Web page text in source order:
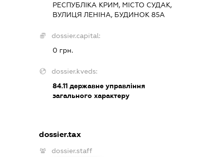
РЕСПУБЛІКА КРИМ, МІСТО СУДАК,
ВУЛИЦЯ ЛЕНІНА, БУДИНОК 85А
dossier.capital:
0 грн.
dossier.kveds:
84.11державне управління
загального характеру
dossier.tax
dossier.staff